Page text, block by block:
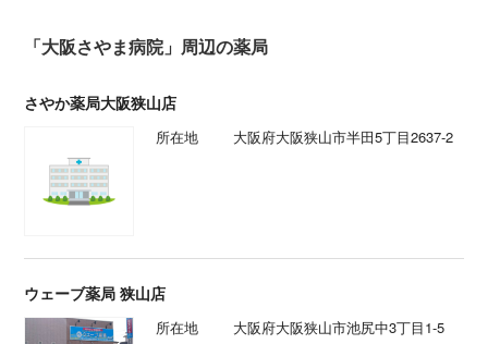
「大阪さやま病院」周辺の薬局
さやか薬局大阪狭山店
所在地 大阪府大阪狭山市半田5丁目2637-2
ウェーブ薬局 狭山店
所在地 大阪府大阪狭山市池尻中3丁目1-5